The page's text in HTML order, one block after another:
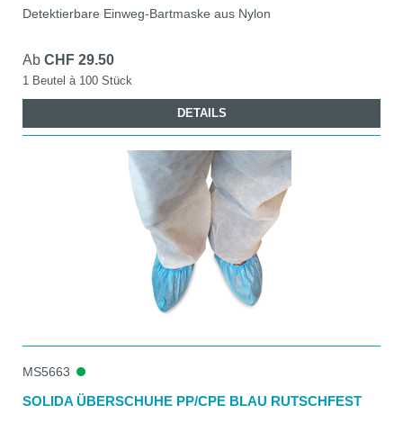
Detektierbare Einweg-Bartmaske aus Nylon
Ab CHF 29.50
1 Beutel à 100 Stück
DETAILS
MS5663
SOLIDA ÜBERSCHUHE PP/CPE BLAU RUTSCHFEST